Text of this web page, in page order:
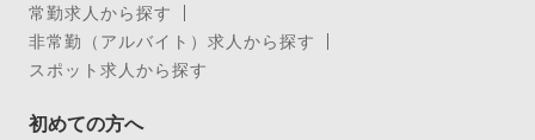
常勤求人から探す
非常勤（アルバイト）求人から探す
スポット求人から探す
初めての方へ